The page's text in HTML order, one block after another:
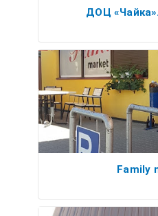
ДОЦ
Family